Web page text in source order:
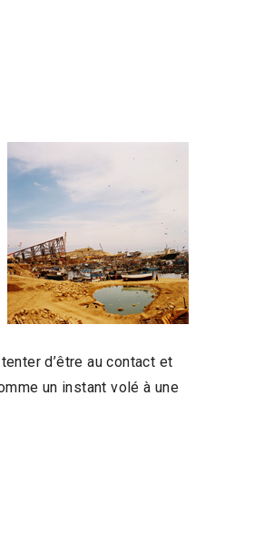
d’être au contact et
un instant volé à une